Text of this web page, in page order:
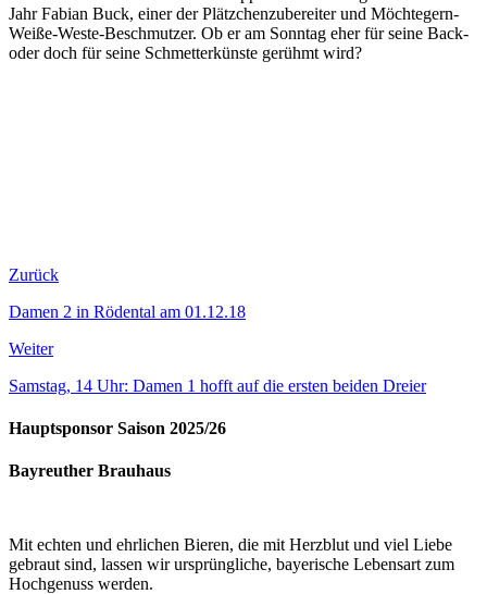
Jahr Fabian Buck, einer der Plätzchenzubereiter und Möchtegern-
Weiße-Weste-Beschmutzer. Ob er am Sonntag eher für seine Back-
oder doch für seine Schmetterkünste gerühmt wird?
Zurück
Damen 2 in Rödental am 01.12.18
Weiter
Samstag, 14 Uhr: Damen 1 hofft auf die ersten beiden Dreier
Hauptsponsor Saison 2025/26
Bayreuther Brauhaus
Mit echten und ehrlichen Bieren, die mit Herzblut und viel Liebe
gebraut sind, lassen wir ursprüngliche, bayerische Lebensart zum
Hochgenuss werden.